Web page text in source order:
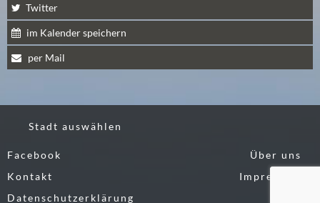
Twitter
im Kalender speichern
per Mail
Stadt auswählen
Facebook
Über uns
Kontakt
Impressum
Datenschutzerklärung